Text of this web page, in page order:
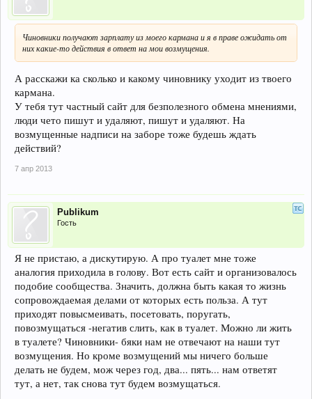
Чиновники получают зарплату из моего кармана и я в праве ожидать от
них какие-то действия в ответ на мои возмущения.
А расскажи ка сколько и какому чиновнику уходит из твоего
кармана.
У тебя тут частный сайт для безполезного обмена мнениями,
люди чето пишут и удаляют, пишут и удаляют. На
возмущенные надписи на заборе тоже будешь ждать
действий?
7 апр 2013
Publikum
Гость
Я не пристаю, а дискутирую. А про туалет мне тоже
аналогия приходила в голову. Вот есть сайт и организовалось
подобие сообщества. Значить, должна быть какая то жизнь
сопровождаемая делами от которых есть польза. А тут
приходят повысмеивать, посетовать, поругать,
повозмущаться -негатив слить, как в туалет. Можно ли жить
в туалете? Чиновники- бяки нам не отвечают на наши тут
возмущения. Но кроме возмущений мы ничего больше
делать не будем, мож через год, два... пять... нам ответят
тут, а нет, так снова тут будем возмущаться.